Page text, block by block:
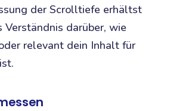
der Scrolltiefe erhältst
Verständnis darüber, wie
relevant dein Inhalt für